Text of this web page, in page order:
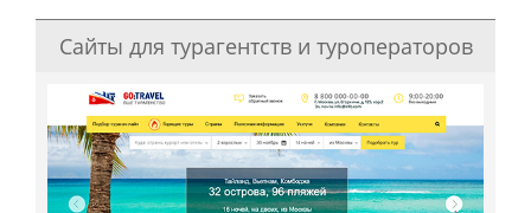
Сайты для турагентств и туроператоров